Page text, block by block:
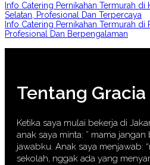
Info Catering Pernikahan Termurah di
Selatan, Profesional Dan Terpercaya
Info Catering Pernikahan Termurah di
Profesional Dan Berpengalaman
Tentang
Ketika saya mulai bekerja di
anak saya minta: ” mama jangan
jawabku. Anak saya menjawab:
sekolah, nggak ada yang